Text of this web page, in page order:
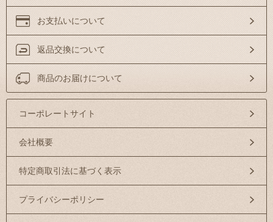
お支払いについて
返品交換について
商品のお届けについて
コーポレートサイト
会社概要
特定商取引法に基づく表示
プライバシーポリシー